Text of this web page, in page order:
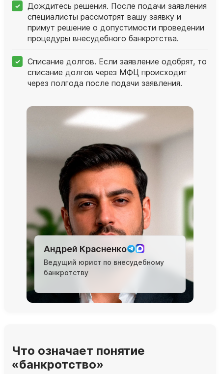
Дождитесь решения. После подачи заявления
специалисты рассмотрят вашу заявку и
примут решение о допустимости проведении
процедуры внесудебного банкротства.
Списание долгов. Если заявление одобрят, то
списание долгов через МФЦ происходит
через полгода после подачи заявления.
Андрей Красненко
Ведущий юрист по внесудебному
банкротству
Что означает понятие
«банкротство»